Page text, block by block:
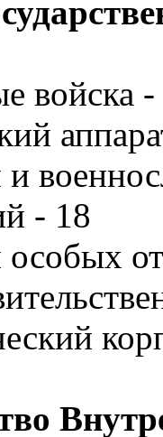
войска
и
- 18